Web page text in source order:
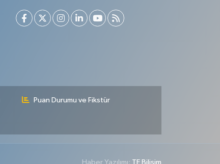
Puan Durumu ve Fikstür
Haber Yazılımı: TE Bilişim